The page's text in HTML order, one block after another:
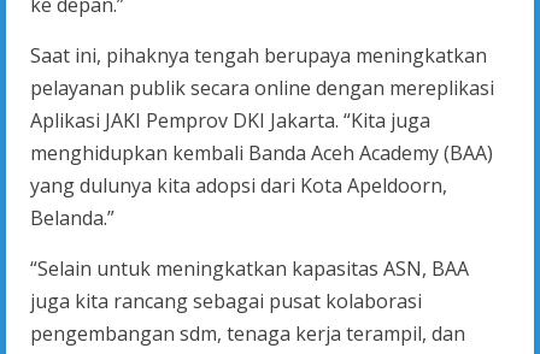
Saat ini, pihaknya tengah berupaya meningkatkan
pelayanan publik secara online dengan mereplikasi
Aplikasi JAKI Pemprov DKI Jakarta. “Kita juga
menghidupkan kembali Banda Aceh Academy (BAA)
yang dulunya kita adopsi dari Kota Apeldoorn,
Belanda.”
“Selain untuk meningkatkan kapasitas ASN, BAA
juga kita rancang sebagai pusat kolaborasi
pengembangan sdm, tenaga kerja terampil, dan